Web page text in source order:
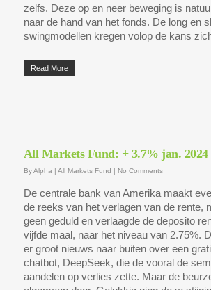
zelfs. Deze op en neer beweging is
naar de hand van het fonds. De long en
swingmodellen kregen volop de kans
Read More
All Markets Fund: + 3.7% jan. 2024
By Alpha | All Markets Fund | No Comments
De centrale bank van Amerika maakt
de reeks van het verlagen van de rente,
geen geduld en verlaagde de deposito
vijfde maal, naar het niveau van 2.75%.
er groot nieuws naar buiten over een
chatbot, DeepSeek, die de vooral de
aandelen op verlies zette. Maar de